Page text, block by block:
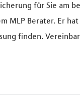
für Sie am
MLP Berater. Er
finden.